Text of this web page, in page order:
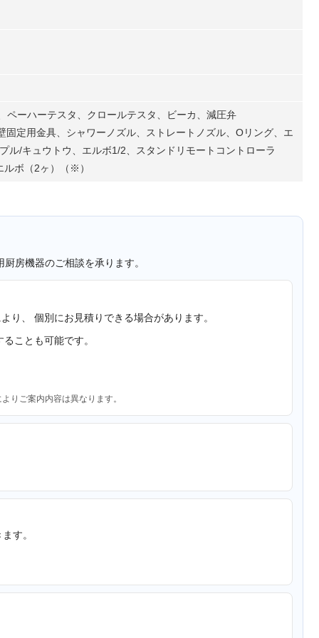
ーハーテスタ、クロールテスタ、ビーカ、減圧弁
定用金具、シャワーノズル、ストレートノズル、Oリング、エ
ル/キュウトウ、エルボ1/2、スタンドリモートコントローラ
ボ（2ヶ）（※）
房機器のご相談を承ります。
り、 個別にお見積りできる場合があります。
ことも可能です。
りご案内内容は異なります。
す。